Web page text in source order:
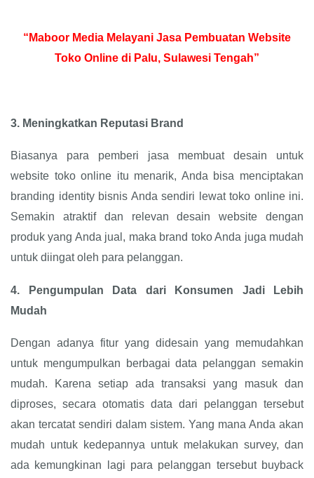
“Maboor Media Melayani Jasa Pembuatan Website
Toko Online di Palu, Sulawesi Tengah”
3. Meningkatkan Reputasi Brand
Biasanya para pemberi jasa membuat desain untuk
website toko online itu menarik, Anda bisa menciptakan
branding identity bisnis Anda sendiri lewat toko online ini.
Semakin atraktif dan relevan desain website dengan
produk yang Anda jual, maka brand toko Anda juga mudah
untuk diingat oleh para pelanggan.
4.
Pengumpulan Data dari Konsumen Jadi Lebih
Mudah
Dengan adanya fitur yang didesain yang memudahkan
untuk mengumpulkan berbagai data pelanggan semakin
mudah. Karena setiap ada transaksi yang masuk dan
diproses, secara otomatis data dari pelanggan tersebut
akan tercatat sendiri dalam sistem. Yang mana Anda akan
mudah untuk kedepannya untuk melakukan survey, dan
ada kemungkinan lagi para pelanggan tersebut buyback